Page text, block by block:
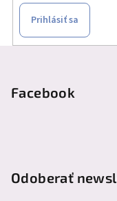
Prihlásiť sa
Facebook
Odoberať